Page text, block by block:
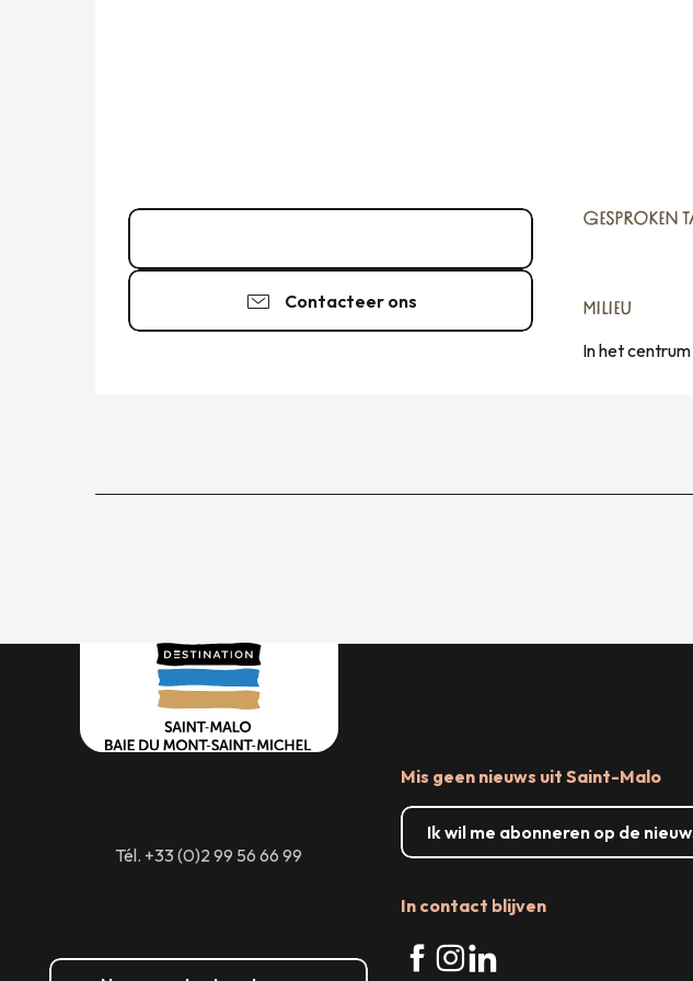
Contacteer ons
GESPROKEN
GESPROKEN
MILIEU
MILIEU
In het centrum
Tél. +33 (0)2 99 56 66 99
Mis geen nieuws uit Saint-Malo
Ik wil me abonneren op de
In contact blijven